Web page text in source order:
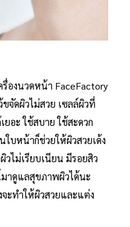
องนวดหน้า FaceFactory
ขจัดผิวไม่สวย เซลล์ผิวที่
อะ ใช้สบาย ใช้สะดวก
บหน้าก็ช่วยให้ผิวสวยเด้ง
ไม่เรียบเนียน มีรอยสิว
มาดูแลสุขภาพผิวได้นะ
ะทำให้ผิวสวยและแต่ง